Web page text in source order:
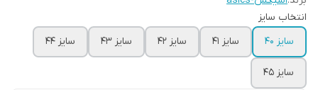
انتخاب سایز
سایز 40
سایز 41 سایز 42 سایز 43 سایز 44
سایز 45